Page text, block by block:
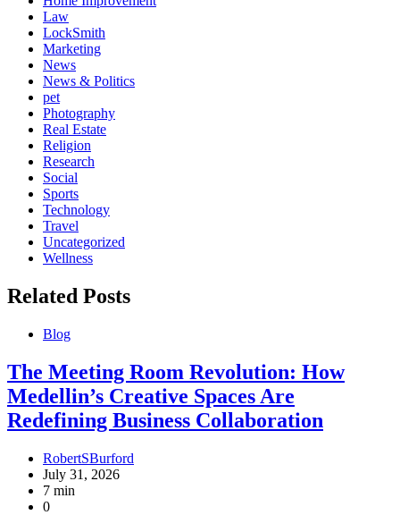
Law
LockSmith
Marketing
News
News & Politics
pet
Photography
Real Estate
Religion
Research
Social
Sports
Technology
Travel
Uncategorized
Wellness
Related Posts
Blog
The Meeting Room Revolution: How
Medellin’s Creative Spaces Are
Redefining Business Collaboration
RobertSBurford
July 31, 2026
7 min
0